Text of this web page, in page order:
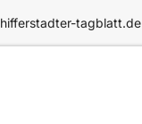
tagblatt.de